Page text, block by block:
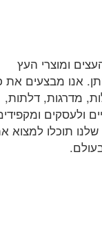
ומוצרי העץ
אנו מבצעים את
מדרגות, דלתות,
ולעסקים
תוכלו למצוא